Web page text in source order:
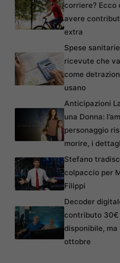
corriere? Ecco
avere
extra
Spese
ricevute che
come
usano
Anticipazioni
una Donna:
personaggio
morire, i
Stefano
colpaccio per
Filippi
Decoder
contributo 30€
disponibile, ma
ottobre